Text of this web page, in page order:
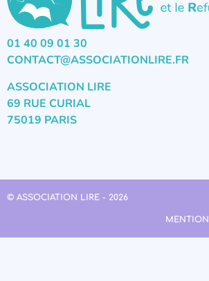
01 40 09 01 30
CONTACT@ASSOCIATIONLIRE.FR
ASSOCIATION LIRE
69 RUE CURIAL
75019 PARIS
© ASSOCIATION LIRE - 2026